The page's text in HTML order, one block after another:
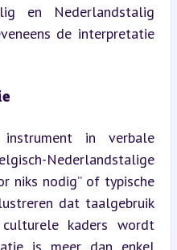
en Nederlandstalig
de interpretatie
in verbale
Nederlandstalige
niks nodig” of typische
dat taalgebruik
kaders wordt